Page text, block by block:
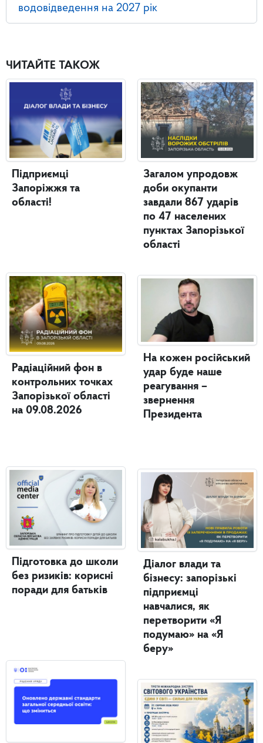
водовідведення на 2027 рік
ЧИТАЙТЕ ТАКОЖ
Підприємці
Запоріжжя та
області!
Радіаційний фон в
контрольних точках
Запорізької області
на 09.08.2026
Підготовка до школи
без ризиків: корисні
поради для батьків
Загалом упродовж
доби окупанти
завдали 867 ударів
по 47 населених
пунктах Запорізької
області
На кожен російський
удар буде наше
реагування –
звернення
Президента
Діалог влади та
бізнесу: запорізькі
підприємці
навчалися, як
перетворити «Я
подумаю» на «Я
беру»